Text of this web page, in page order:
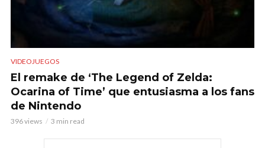
VIDEOJUEGOS
El remake de ‘The Legend of Zelda:
Ocarina of Time’ que entusiasma a los fans
de Nintendo
396 views 3 min read